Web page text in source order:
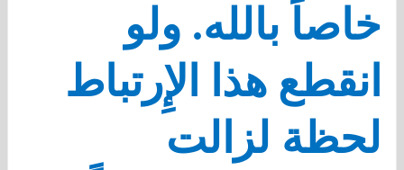
خاصاً بالله. ولو
انقطع هذا الإِرتباط
لحظة لزالت